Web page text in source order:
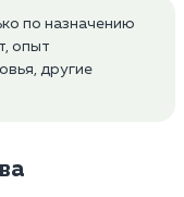
по назначению
опыт
другие